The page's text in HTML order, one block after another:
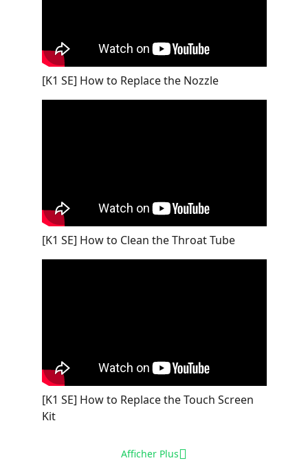
[K1 SE] How to Replace the Nozzle
[K1 SE] How to Clean the Throat Tube
[K1 SE] How to Replace the Touch Screen
Kit
Afficher Plus